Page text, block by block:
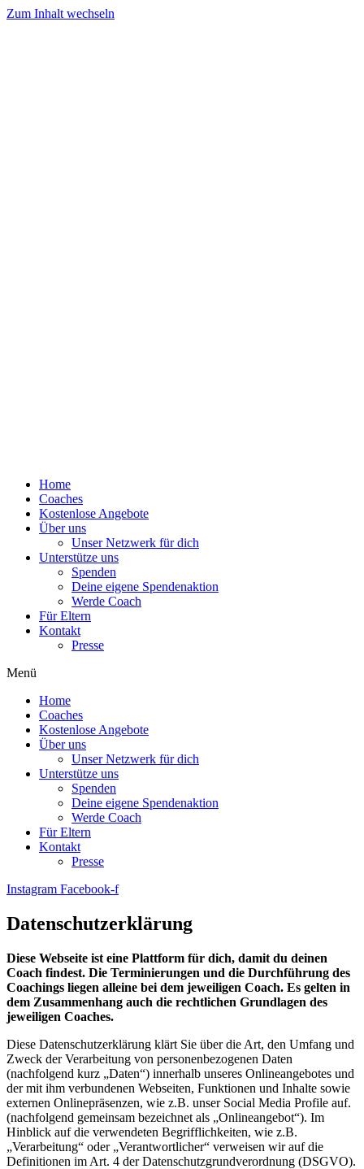
Zum Inhalt wechseln
Home
Coaches
Kostenlose Angebote
Über uns
Unser Netzwerk für dich
Unterstütze uns
Spenden
Deine eigene Spendenaktion
Werde Coach
Für Eltern
Kontakt
Presse
Menü
Home
Coaches
Kostenlose Angebote
Über uns
Unser Netzwerk für dich
Unterstütze uns
Spenden
Deine eigene Spendenaktion
Werde Coach
Für Eltern
Kontakt
Presse
Instagram Facebook-f
Datenschutzerklärung
Diese Webseite ist eine Plattform für dich, damit du deinen
Coach findest. Die Terminierungen und die Durchführung des
Coachings liegen alleine bei dem jeweiligen Coach. Es gelten in
dem Zusammenhang auch die rechtlichen Grundlagen des
jeweiligen Coaches.
Diese Datenschutzerklärung klärt Sie über die Art, den Umfang und
Zweck der Verarbeitung von personenbezogenen Daten
(nachfolgend kurz „Daten“) innerhalb unseres Onlineangebotes und
der mit ihm verbundenen Webseiten, Funktionen und Inhalte sowie
externen Onlinepräsenzen, wie z.B. unser Social Media Profile auf.
(nachfolgend gemeinsam bezeichnet als „Onlineangebot“). Im
Hinblick auf die verwendeten Begrifflichkeiten, wie z.B.
„Verarbeitung“ oder „Verantwortlicher“ verweisen wir auf die
Definitionen im Art. 4 der Datenschutzgrundverordnung (DSGVO).